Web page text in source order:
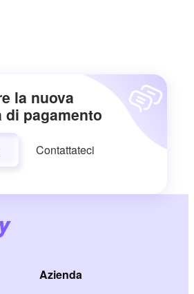
la nuova
di pagamento
Contattateci
Azienda